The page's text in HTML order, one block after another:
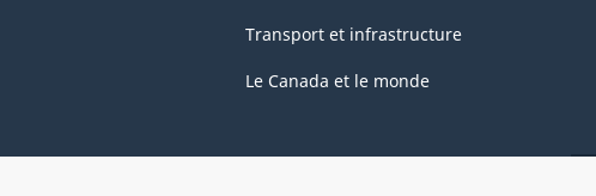
Transport et infrastructure
Le Canada et le monde